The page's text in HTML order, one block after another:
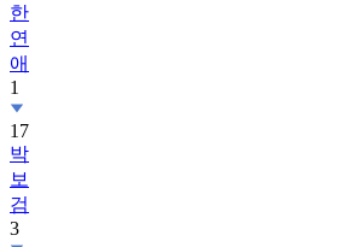
한
연
애
1
17
박
보
검
3